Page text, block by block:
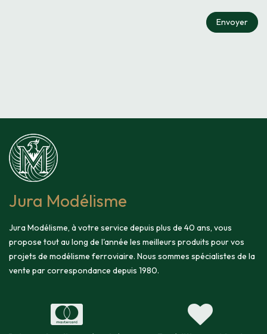
Envoyer
Jura Modélisme
Jura Modélisme, à votre service depuis plus de 40 ans, vous
propose tout au long de l'année les meilleurs produits pour vos
projets de modélisme ferroviaire. Nous sommes spécialistes de la
vente par correspondance depuis 1980.